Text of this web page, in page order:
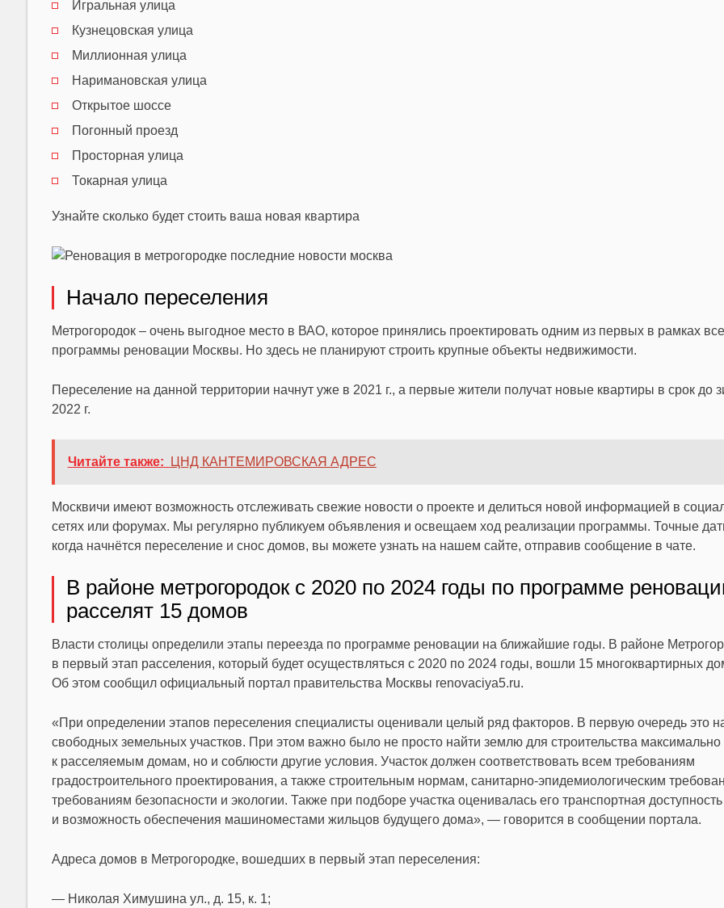
Игральная улица
Кузнецовская улица
Миллионная улица
Наримановская улица
Открытое шоссе
Погонный проезд
Просторная улица
Токарная улица
Узнайте сколько будет стоить ваша новая квартира
Начало переселения
Метрогородок – очень выгодное место в ВАО, которое принялись проектировать одним из первых в рамках
программы реновации Москвы. Но здесь не планируют строить крупные объекты недвижимости.
Переселение на данной территории начнут уже в 2021 г., а первые жители получат новые квартиры в срок до
2022 г.
Читайте также: ЦНД КАНТЕМИРОВСКАЯ АДРЕС
Москвичи имеют возможность отслеживать свежие новости о проекте и делиться новой информацией в
сетях или форумах. Мы регулярно публикуем объявления и освещаем ход реализации программы. Точные
когда начнётся переселение и снос домов, вы можете узнать на нашем сайте, отправив сообщение в чате.
В районе метрогородок с 2020 по 2024 годы по программе
расселят 15 домов
Власти столицы определили этапы переезда по программе реновации на ближайшие годы. В районе
в первый этап расселения, который будет осуществляться с 2020 по 2024 годы, вошли 15 многоквартирных
Об этом сообщил официальный портал правительства Москвы renovaciya5.ru.
«При определении этапов переселения специалисты оценивали целый ряд факторов. В первую очередь это
свободных земельных участков. При этом важно было не просто найти землю для строительства максимально
к расселяемым домам, но и соблюсти другие условия. Участок должен соответствовать всем требованиям
градостроительного проектирования, а также строительным нормам, санитарно-эпидемиологическим
требованиям безопасности и экологии. Также при подборе участка оценивалась его транспортная доступность
и возможность обеспечения машиноместами жильцов будущего дома», — говорится в сообщении портала.
Адреса домов в Метрогородке, вошедших в первый этап переселения:
— Николая Химушина ул., д. 15, к. 1;